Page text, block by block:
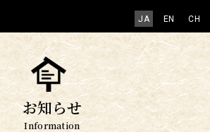
JA EN CH
お知らせ
Information